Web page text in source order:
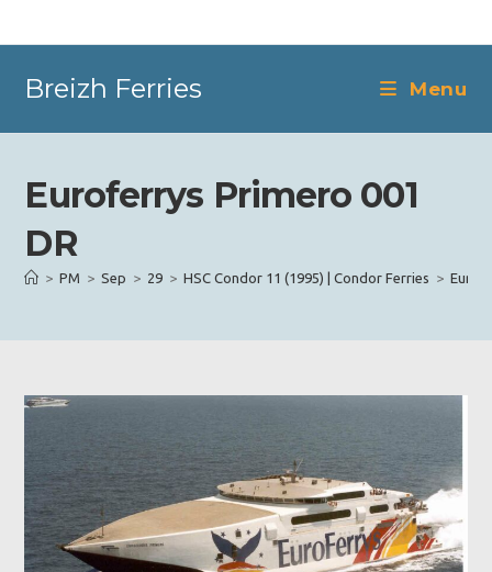
Breizh Ferries Menu
Euroferrys Primero 001
DR
> PM > Sep > 29 > HSC Condor 11 (1995) | Condor Ferries >